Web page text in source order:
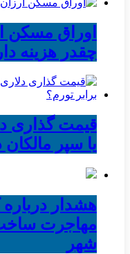
اوراق مسکن
چقدر هزینه
قیمت گذاری
یا سپر مالکان
هشدار
مهاجرت
شهر